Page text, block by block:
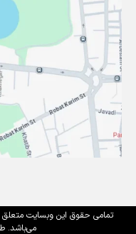
تمامی حقوق این وبسایت متعلق
می‌باشد.